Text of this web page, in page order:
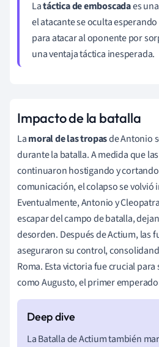
Latáctica de emboscadaes
el atacante se oculta
para atacar al oponente por
una ventaja táctica inesperada.
Impacto de la batalla
Lamoral de las tropasde Antonio
durante la batalla. A medida que
continuaron hostigando y
comunicación, el colapso se volvió
Eventualmente, Antonio y
escapar del campo de batalla,
desorden. Después de Actium, las
aseguraron su control,
Roma. Esta victoria fue crucial
como Augusto, el primer
La Batalla de Actium también